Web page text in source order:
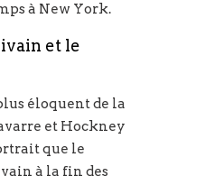
à New York.
et le
éloquent de la
et Hockney
que le
à la fin des